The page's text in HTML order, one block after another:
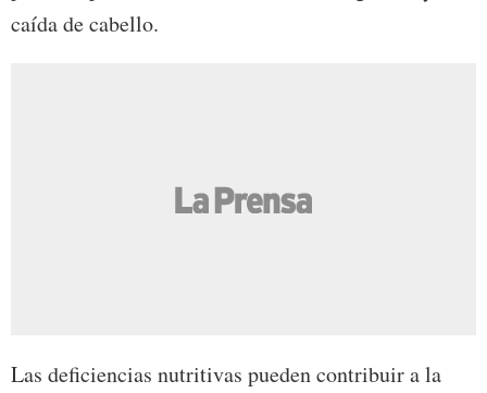
caída de cabello.
Las deficiencias nutritivas pueden contribuir a la